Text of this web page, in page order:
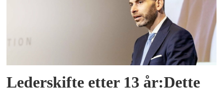
Lederskifte etter 13 år:Dette